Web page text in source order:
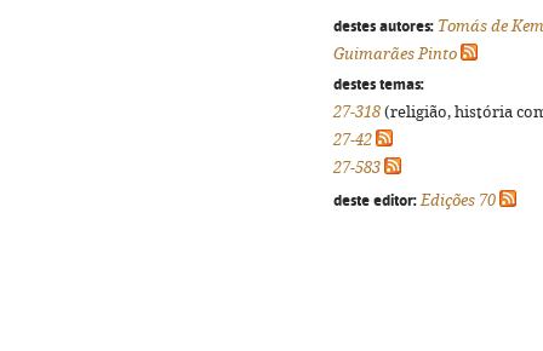
destes autores: Tomás de
Guimarães Pinto
destes temas:
27-318 (religião, história
27-42
27-583
deste editor: Edições 70